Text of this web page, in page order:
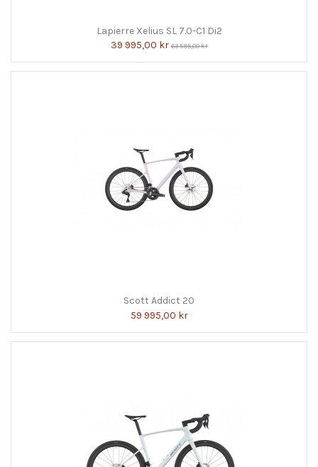
Lapierre Xelius SL 7.0-C1 Di2
39 995,00 kr63 595,00 kr
Scott Addict 20
59 995,00 kr